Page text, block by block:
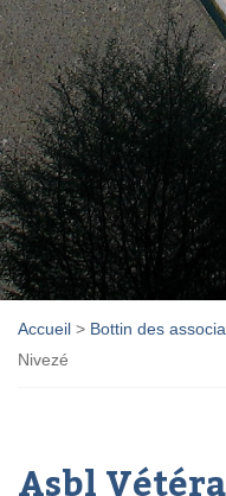
Accueil > Bottin des
Nivezé